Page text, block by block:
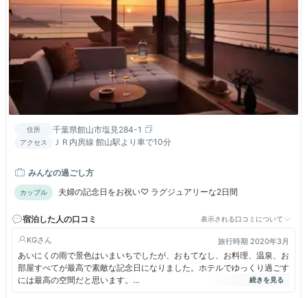
住所 千葉県館山市塩見284-1
アクセス ＪＲ内房線 館山駅より車で10分
みんなの過ごし方
カップル 夫婦の記念日をお祝い♡ ラグジュアリーな2日間
宿泊した人の口コミ 表示される口コミについて
KG 旅行時期 2020年3月
あいにくの雨で景色はいまいちでしたが、おもてなし、お料理、温泉、お
部屋すべてが最高で素敵な記念日になりました。ホテルでゆっくり過ごす
には最高の空間だと思います。
翌朝晴れて、部屋からの海がとてもキレイでした。